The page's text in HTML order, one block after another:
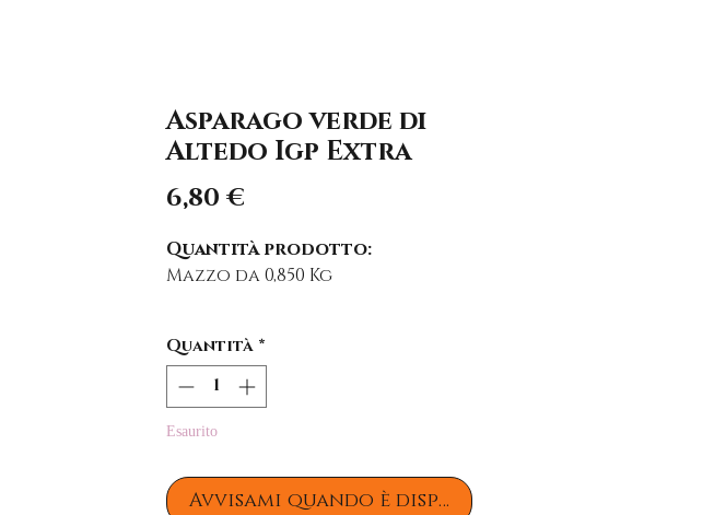
Asparago verde di
Altedo Igp Extra
6,80 €Prezzo
Quantità prodotto:
Mazzo da 0,850 Kg
le piccole differenze di peso +-
variando le quantità di altri
prodotti nel carrello.
Quantità *
Esaurito
Avvisami quando è disponibile